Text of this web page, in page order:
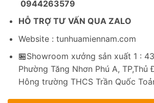
0944263579
HỖ TRỢ TƯ VẤN QUA ZALO
Website : tunhuamiennam.com
🏪Showroom xưởng sản xuất 1 :
Phường Tăng Nhơn Phú A, TP,Thủ
Hông trường THCS Trần Quốc